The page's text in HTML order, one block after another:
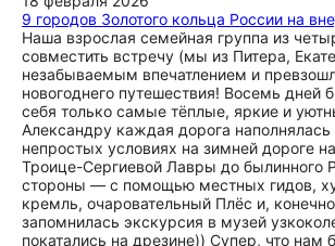
9 городов Золотого кольца России на
Наша взрослая семейная группа из
совместить встречу (мы из Питера,
незабываемым впечатлением и
новогоднего путешествия! Восемь
себя только самые тёплые, яркие и
Александру каждая дорога
непростых условиях на зимней дороге
Троице-Сергиевой Лавры до былинного
стороны — с помощью местных гидов,
кремль, очаровательный Плёс и,
запомнилась экскурсия в музей
покатались на дрезине)) Супер, что